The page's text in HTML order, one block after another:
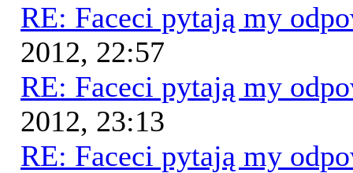
RE: Faceci pytają my
2012, 22:57
RE: Faceci pytają my
2012, 23:13
RE: Faceci pytają my